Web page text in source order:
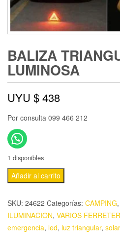
BALIZA
LUMINOSA
UYU $438
Por consulta 099 466 212
1 disponibles
Añadir al carrito
SKU: 24622 Categorías: CAMPING,
ILUMINACION, VARIOS
emergencia, led, luz triangular, solar